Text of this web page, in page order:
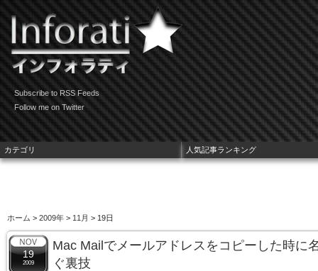
Subscribe to RSS Feeds
Follow me on Twitter
ホーム > 2009年 > 11月 > 19日
19
2009
Mac Mailでメールアドレスをコピーした時に
ぐ裏技
カテゴリ 人気記事ランキング